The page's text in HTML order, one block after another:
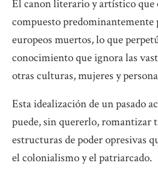
El canon literario y artístico que
compuesto predominantemente
europeos muertos, lo que
conocimiento que ignora las
otras culturas, mujeres y
Esta idealización de un pasado
puede, sin quererlo, romantizar
estructuras de poder opresivas
el colonialismo y el patriarcado.